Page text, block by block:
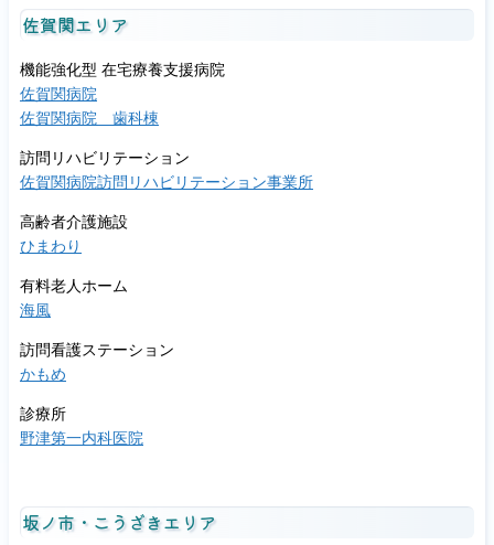
知
ら
せ
ら
ぎ
苑
新
型
コ
ロ
ナ
イ
感
拡
止
の
佐賀関エリア
機能強化型 在宅療養支援病院
佐賀関病院
佐賀関病院 歯科棟
訪問リハビリテーション
佐賀関病院訪問リハビリテーション事業所
高齢者介護施設
ひまわり
有料老人ホーム
海風
訪問看護ステーション
かもめ
診療所
野津第一内科医院
坂ノ市・こうざきエリア